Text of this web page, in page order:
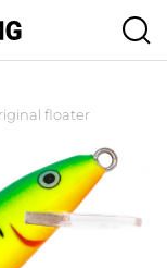
floater